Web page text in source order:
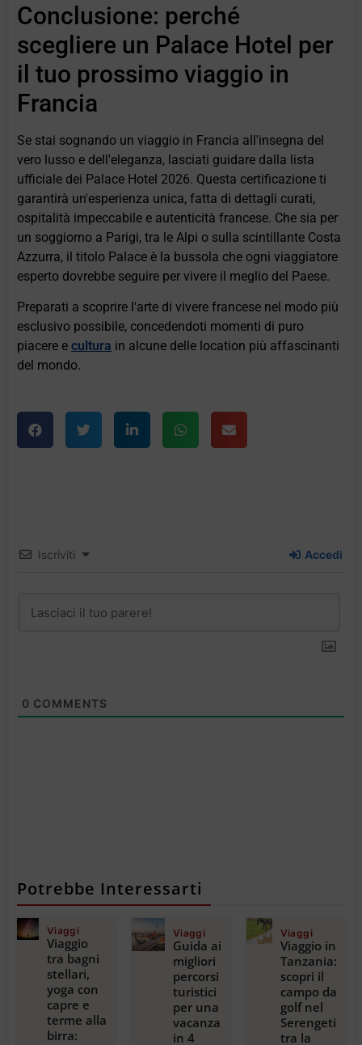
Conclusione: perché
scegliere un Palace Hotel per
il tuo prossimo viaggio in
Francia
Se stai sognando un viaggio in Francia all'insegna del
vero lusso e dell'eleganza, lasciati guidare dalla lista
ufficiale dei Palace Hotel 2026. Questa certificazione ti
garantirà un'esperienza unica, fatta di dettagli curati,
ospitalità impeccabile e autenticità francese. Che sia per
un soggiorno a Parigi, tra le Alpi o sulla scintillante Costa
Azzurra, il titolo Palace è la bussola che ogni viaggiatore
esperto dovrebbe seguire per vivere il meglio del Paese.
Preparati a scoprire l'arte di vivere francese nel modo più
esclusivo possibile, concedendoti momenti di puro
piacere ecultura in alcune delle location più affascinanti
del mondo.
Iscriviti Accedi
0 COMMENTS
Potrebbe Interessarti
Viaggi
Viaggio
tra bagni
stellari,
yoga con
capre e
terme alla
birra:
Viaggi
Guida ai
migliori
percorsi
turistici
per una
vacanza
in 4
Viaggi
Viaggio in
Tanzania:
scopri il
campo da
golf nel
Serengeti
tra la